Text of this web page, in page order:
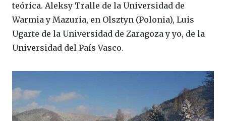
teórica. Aleksy Tralle de la Universidad de
Warmia y Mazuria, en Olsztyn (Polonia), Luis
Ugarte de la Universidad de Zaragoza y yo, de la
Universidad del País Vasco.